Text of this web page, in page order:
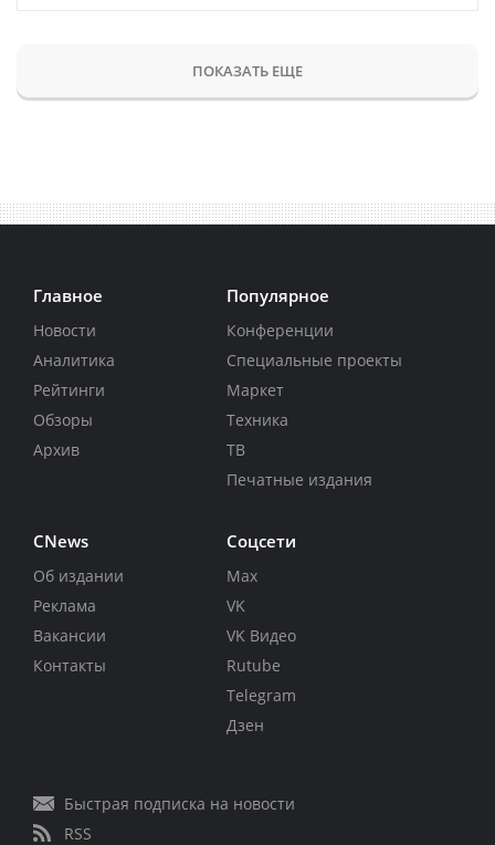
ПОКАЗАТЬ ЕЩЕ
Главное
Новости
Аналитика
Рейтинги
Обзоры
Архив
Популярное
Конференции
Специальные проекты
Маркет
Техника
ТВ
Печатные издания
CNews
Об издании
Реклама
Вакансии
Контакты
Соцсети
Max
VK
VK Видео
Rutube
Telegram
Дзен
Быстрая подписка на новости
RSS